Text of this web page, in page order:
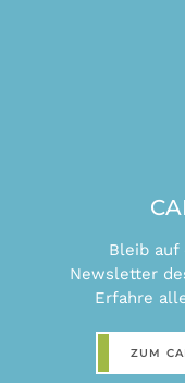
Bleib auf
Newsletter
Erfahre
ZUM